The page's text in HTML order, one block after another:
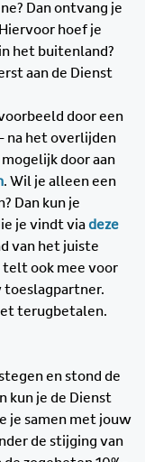
Dan ontvang je
hoef je
het buitenland?
aan de Dienst
door een
na het overlijden
door aan
. Wil je alleen een
Dan kun je
je vindt viadeze
van het juiste
telt ook mee voor
toeslagpartner.
terugbetalen.
en stond de
kun je de Dienst
je samen met jouw
de stijging van